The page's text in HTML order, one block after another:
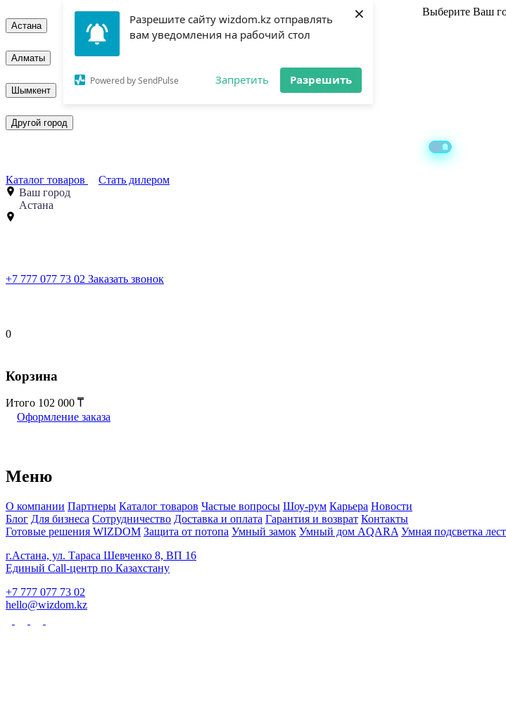
Разрешите сайту wizdom.kz отправлять
вам уведомления на рабочий стол
Powered by SendPulse Запретить Разрешить
× Выберите Ваш
Астана
Алматы
Шымкент
Другой город
Каталог товаров
Стать дилером
Ваш город
Астана
+7 777 077 73 02 Заказать звонок
0
Корзина
Итого 102 000
Оформление заказа
Меню
О компании Партнеры Каталог товаров Частые вопросы Шоу-рум Карьера Новости
Блог Для бизнеса Сотрудничество Доставка и оплата Гарантия и возврат Контакты
Готовые решения WIZDOM Защита от потопа Умный замок Умный дом AQARA Умная подсветка
г.Астана, ул. Тараса Шевченко 8, ВП 16
Единый Call-центр по Казахстану
+7 777 077 73 02
hello@wizdom.kz